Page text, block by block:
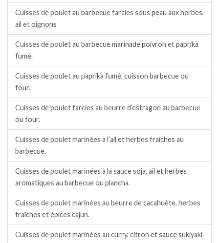
Cuisses de poulet au barbecue farcies sous peau aux herbes,
ail et oignons
Cuisses de poulet au barbecue marinade poivron et paprika
fumé.
Cuisses de poulet au paprika fumé, cuisson barbecue ou
four.
Cuisses de poulet farcies au beurre d’estragon au barbecue
ou four.
Cuisses de poulet marinées à l’ail et herbes fraîches au
barbecue.
Cuisses de poulet marinées à la sauce soja, ail et herbes
aromatiques au barbecue ou plancha.
Cuisses de poulet marinées au beurre de cacahuète, herbes
fraîches et épices cajun.
Cuisses de poulet marinées au curry, citron et sauce sukiyaki.